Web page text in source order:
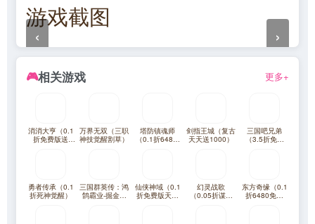
游戏截图
‹ ›
🎮相关游戏 更多+
消消大亨（0.1
折免费版送
万界无双（三职
神技觉醒割草）
塔防镇魂师
（0.1折648福
剑指王城（复古
天天送1000）
三国吧兄弟
（3.5折免费
勇者传承（0.1
折死神觉醒）
三国群英传：鸿
鹄霸业-掘金版
仙侠神域（0.1
折免费版天天
幻灵战歌
（0.05折谋战
东方奇缘（0.1
折6480免费